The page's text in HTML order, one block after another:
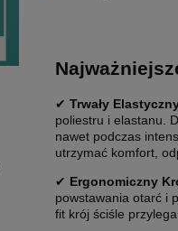
✔ Trwały
poliestru i elastanu.
nawet podczas
utrzymać komfort,
✔ Ergonomiczny
powstawania otarć i
fit krój ściśle